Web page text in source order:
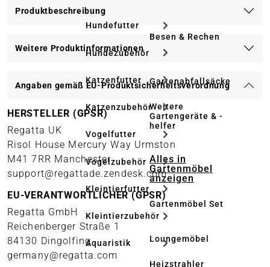
Hundefutter
Hundezubehör
Katzenfutter
Katzenzubehör
Vogelfutter
Vogelzubehör
Kleintierfutter
Kleintierzubehör
Aquaristik
Besen & Rechen
Gartenabfallsäcke
Weitere
Gartengeräte & -
helfer
Alles in
Gartenmöbel
anzeigen
Gartenmöbel Set
Loungemöbel
Heizstrahler
Produktbeschreibung
Weitere Produktinformationen
Angaben gemäß EU-Produktsicherheitsverordnung
HERSTELLER (GPSR)
Regatta UK
Risol House Mercury Way Urmston
M41 7RR Manchester
support@regattade.zendesk.com
EU-VERANTWORTLICHER (GPSR)
Regatta GmbH
Reichenberger Straße 1
84130 Dingolfing
germany@regatta.com